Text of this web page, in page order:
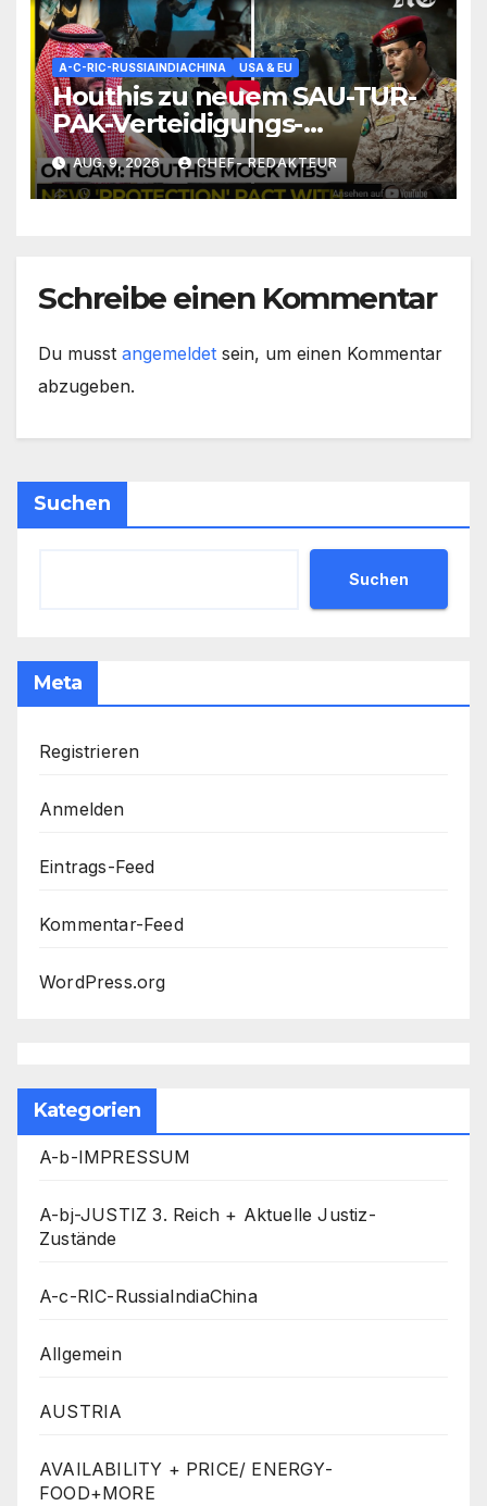
A-C-RIC-RUSSIAINDIACHINA USA & EU
Houthis zu neuem SAU-TUR-
PAK-Verteidigungs-
Abkommen: Tretet nicht
gegen Yemen an (sonst wirds
hart)
AUG. 9, 2026 CHEF- REDAKTEUR
Schreibe einen Kommentar
Du musst angemeldet sein, um einen Kommentar
abzugeben.
Suchen
Suchen
Meta
Registrieren
Anmelden
Eintrags-Feed
Kommentar-Feed
WordPress.org
Kategorien
A-b-IMPRESSUM
A-bj-JUSTIZ 3. Reich + Aktuelle Justiz-
Zustände
A-c-RIC-RussiaIndiaChina
Allgemein
AUSTRIA
AVAILABILITY + PRICE/ ENERGY-
FOOD+MORE